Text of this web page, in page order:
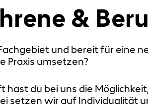
&
und bereit für eine
Praxis umsetzen?
hast du bei uns die
setzen wir auf Individualität